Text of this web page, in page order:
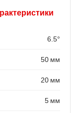
6.5°
50 мм
20 мм
5 мм